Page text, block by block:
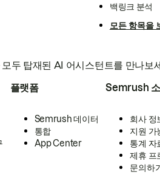
백링크 분석
모든 항목을
두 탑재된 AI 어시스턴트를 만나보
플랫폼
Semrush 데이터
통합
App Center
Semrush
회사 정
지원 가
통계 자
제휴 프
문의하